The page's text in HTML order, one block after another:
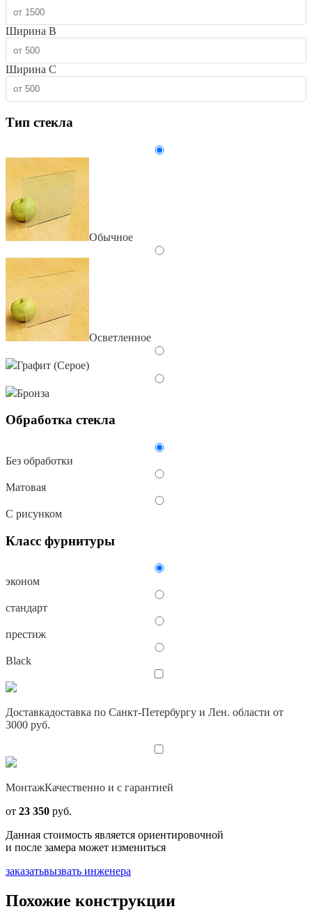
Ширина B
Ширина C
Тип стекла
Обычное
Осветленное
Графит (Серое)
Бронза
Обработка стекла
Без обработки
Матовая
С рисунком
Класс фурнитуры
эконом
стандарт
престиж
Black
Доставкадоставка по Санкт-Петербургу и Лен. области от
3000 руб.
МонтажКачественно и с гарантией
от 23 350 руб.
Данная стоимость является ориентировочной
и после замера может измениться
заказатьвызвать инженера
Похожие конструкции